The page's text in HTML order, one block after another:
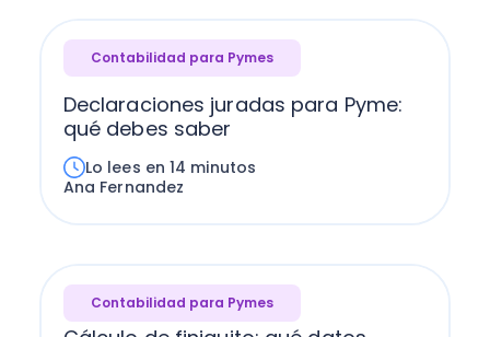
Contabilidad para Pymes
Declaraciones juradas para Pyme:
qué debes saber
Lo lees en 14 minutos
Ana Fernandez
Contabilidad para Pymes